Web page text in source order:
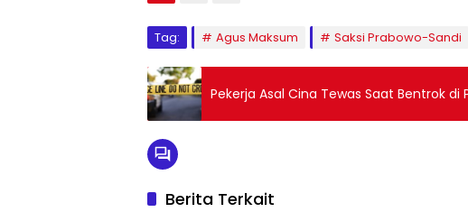
Tag: Agus Maksum Saksi Prabowo-Sandi
Pekerja Asal Cina Tewas Saat Bentrok di
Berita Terkait